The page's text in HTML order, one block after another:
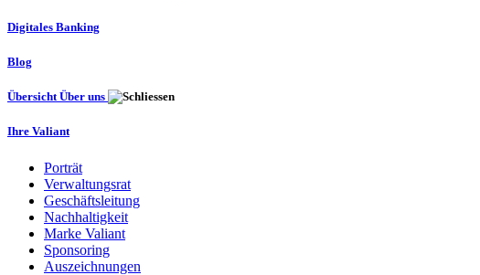
Digitales Banking
Blog
Übersicht Über uns
Ihre Valiant
Porträt
Verwaltungsrat
Geschäftsleitung
Nachhaltigkeit
Marke Valiant
Sponsoring
Auszeichnungen